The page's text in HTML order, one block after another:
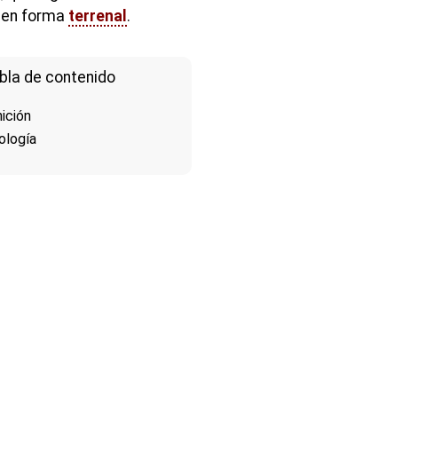
forma terrenal .
de contenido